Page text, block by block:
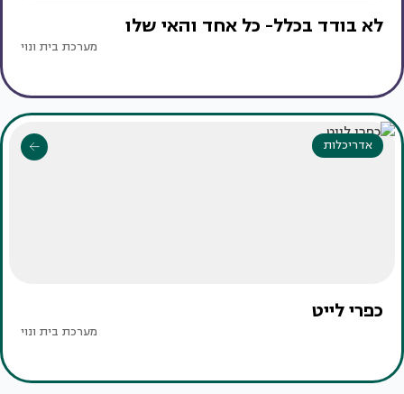
לא בודד בכלל- כל אחד והאי שלו
מערכת בית ונוי
אדריכלות
כפרי לייט
מערכת בית ונוי